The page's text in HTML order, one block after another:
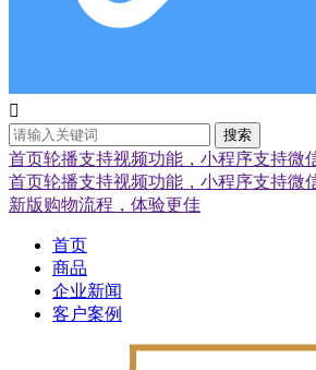

搜索
首页轮播支持视频功能，小程序支持微
首页轮播支持视频功能，小程序支持微
新版购物流程，体验更佳
首页
商品
企业新闻
客户案例